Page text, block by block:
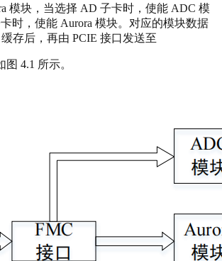
模块，当选择 AD 子卡时，使能 ADC 模
时，使能 Aurora 模块。对应的模块数据
存后，再由 PCIE 接口发送至
4.1 所示。